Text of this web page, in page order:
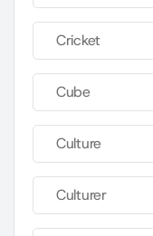
Cricket
Cube
Culture
Culturer